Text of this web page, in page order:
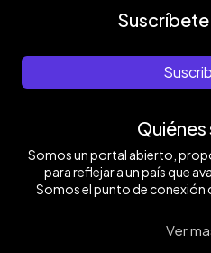
Somos un portal abierto,
para reflejar a un país que
Somos el punto de conexión
Ver